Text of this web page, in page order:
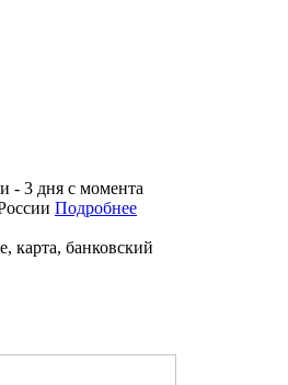
- 3 дня с момента
Подробнее
карта, банковский